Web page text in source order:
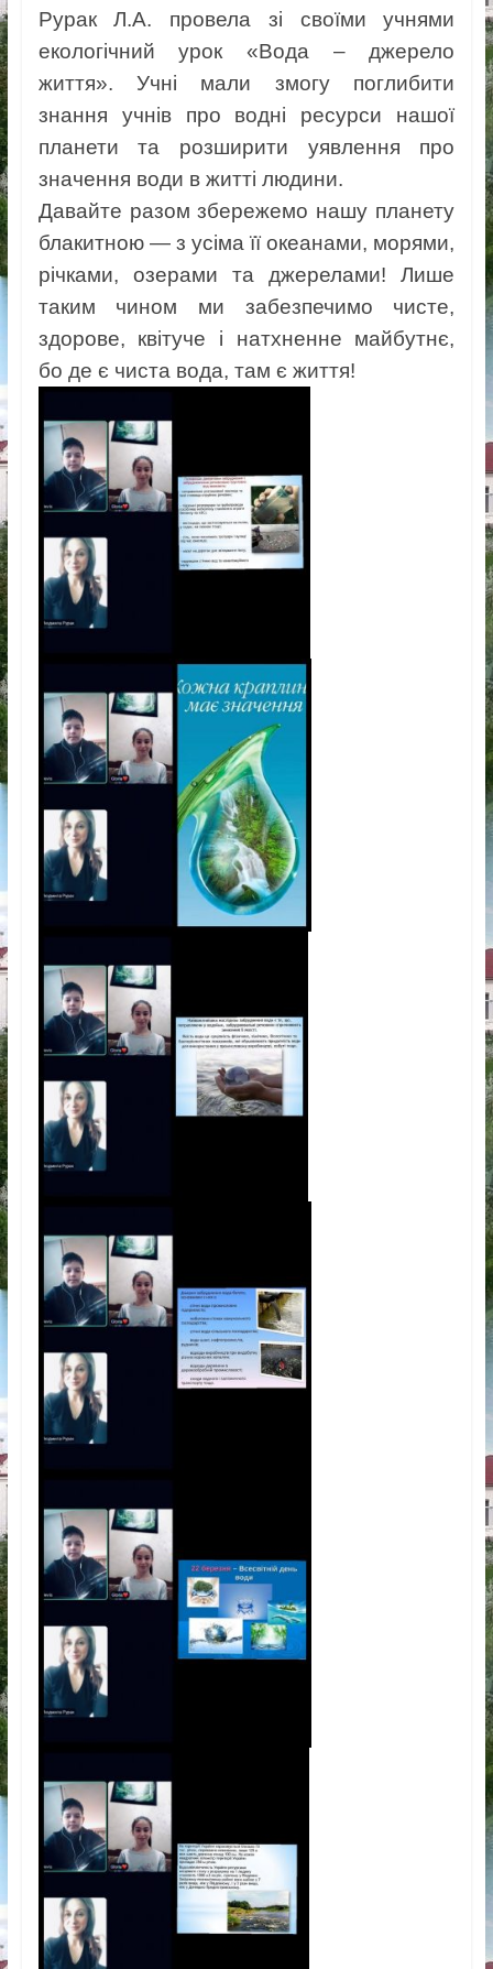
Рурак Л.А. провела зі своїми учнями
екологічний урок «Вода – джерело
життя». Учні мали змогу поглибити
знання учнів про водні ресурси нашої
планети та розширити уявлення про
значення води в житті людини.
Давайте разом збережемо нашу планету
блакитною — з усіма її океанами, морями,
річками, озерами та джерелами! Лише
таким чином ми забезпечимо чисте,
здорове, квітуче і натхненне майбутнє,
бо де є чиста вода, там є життя!